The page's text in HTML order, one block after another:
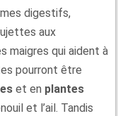
digestifs,
aux
maigres qui aident à
pourront être
et en plantes
et l’ail. Tandis